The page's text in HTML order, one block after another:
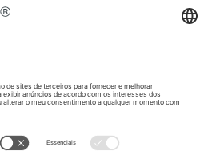
United Kingdom
167 City Road, London, Greater
Kingdom